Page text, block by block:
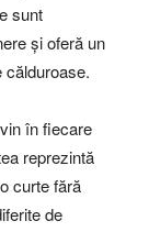
sunt
și oferă un
călduroase.
în fiecare
reprezintă
curte fără
de